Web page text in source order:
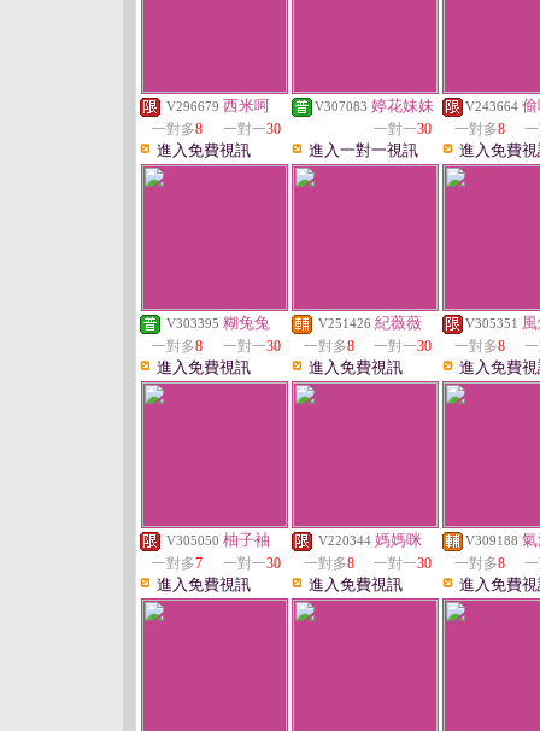
V296679 西米呵
一對多8 一對一30
進入免費視訊
V307083 婷花妹妹
一對一30
進入一對一視訊
V243664
一對多8
進入免費
V303395 糊兔兔
一對多8 一對一30
進入免費視訊
V251426 紀薇薇
一對多8 一對一30
進入免費視訊
V305351
一對多8
進入免費
V305050 柚子袖
一對多7 一對一30
進入免費視訊
V220344 媽媽咪
一對多8 一對一30
進入免費視訊
V309188
一對多8
進入免費